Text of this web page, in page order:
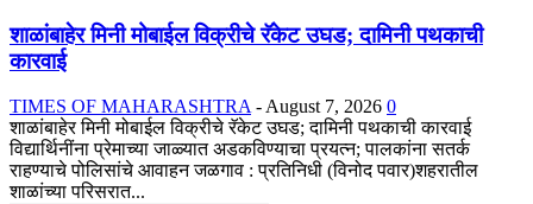
शाळांबाहेर मिनी मोबाईल विक्रीचे रॅकेट उघड; दामिनी पथकाची
कारवाई
TIMES OF MAHARASHTRA - August 7, 2026 0
शाळांबाहेर मिनी मोबाईल विक्रीचे रॅकेट उघड; दामिनी पथकाची कारवाई
विद्यार्थिनींना प्रेमाच्या जाळ्यात अडकविण्याचा प्रयत्न; पालकांना सतर्क
राहण्याचे पोलिसांचे आवाहन जळगाव : प्रतिनिधी (विनोद पवार)शहरातील
शाळांच्या परिसरात...